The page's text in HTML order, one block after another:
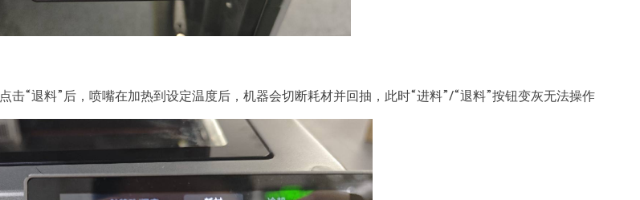
点击“退料”后，喷嘴在加热到设定温度后，机器会切断耗材并回抽，此时“进料”/“退料”按钮变灰无法操作